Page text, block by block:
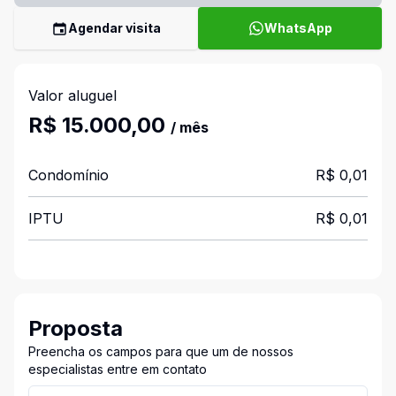
Agendar visita WhatsApp
Valor aluguel
R$ 15.000,00 / mês
Condomínio R$ 0,01
IPTU R$ 0,01
Proposta
Preencha os campos para que um de nossos
especialistas entre em contato